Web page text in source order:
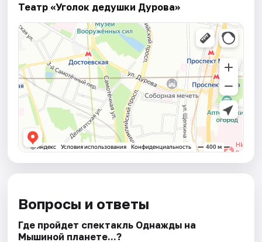
Театр «Уголок дедушки Дурова»
Вопросы и ответы
Где пройдет спектакль Однажды на
Мышиной планете...?